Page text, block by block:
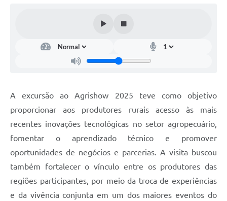
A excursão ao Agrishow 2025 teve como objetivo
proporcionar aos produtores rurais acesso às mais
recentes inovações tecnológicas no setor agropecuário,
fomentar o aprendizado técnico e promover
oportunidades de negócios e parcerias. A visita buscou
também fortalecer o vínculo entre os produtores das
regiões participantes, por meio da troca de experiências
e da vivência conjunta em um dos maiores eventos do